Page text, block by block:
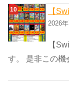
【
2026
【
す。 是非この機